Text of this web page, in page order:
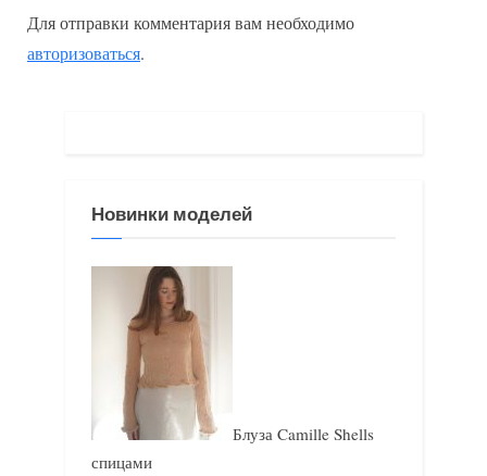
д
у
у
а
Для отправки комментария вам необходимо
авторизоваться.
Новинки моделей
Блуза Camille Shells
спицами